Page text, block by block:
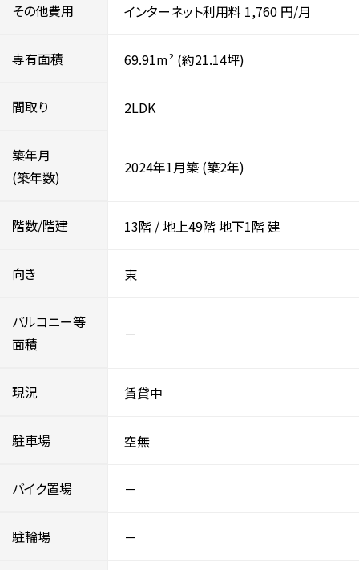
その他費用 インターネット利用料 1,760 円/月
専有面積 69.91m² (約21.14坪)
間取り 2LDK
築年月
(築年数)
2024年1月築 (築2年)
階数/階建 13階 /地上49階地下1階建
向き 東
バルコニー等
面積
－
現況 賃貸中
駐車場 空無
バイク置場 －
駐輪場 －